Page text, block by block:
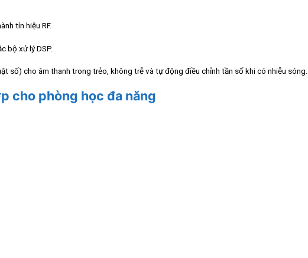
tín hiệu RF.
bộ xử lý DSP.
số) cho âm thanh trong trẻo, không trễ và tự động điều chỉnh tần số khi có nhiễu sóng.
cho phòng học đa năng